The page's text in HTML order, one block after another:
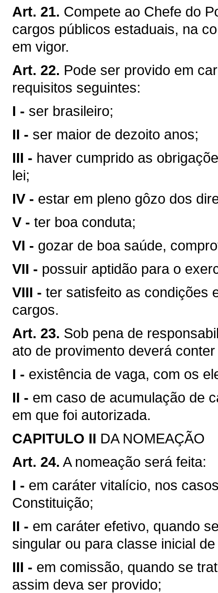
Art. 21. Compete ao Chefe do
cargos públicos estaduais, na
em vigor.
Art. 22. Pode ser provido em
requisitos seguintes:
I - ser brasileiro;
II - ser maior de dezoito anos;
III - haver cumprido as
lei;
IV - estar em pleno gôzo dos
V - ter boa conduta;
VI - gozar de boa saúde,
VII - possuir aptidão para o
VIII - ter satisfeito as condições
cargos.
Art. 23. Sob pena de
ato de provimento deverá
I - existência de vaga, com os
II - em caso de acumulação de
em que foi autorizada.
CAPITULO II DA NOMEAÇÃO
Art. 24. A nomeação será feita:
I - em caráter vitalício, nos
Constituição;
II - em caráter efetivo, quando
singular ou para classe inicial
III - em comissão, quando se
assim deva ser provido;